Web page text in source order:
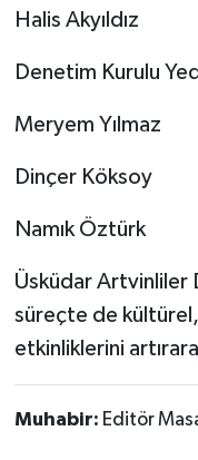
Halis Akyıldız
Denetim Kurulu
Meryem Yılmaz
Dinçer Köksoy
Namık Öztürk
Üsküdar Artvinliler
süreçte de
etkinliklerini
Muhabir: Editör